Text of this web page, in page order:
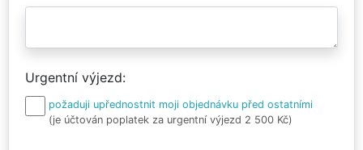
Urgentní výjezd
požaduji upřednostnit moji objednávku před ostatními
(je účtován poplatek za urgentní výjezd 2 500 Kč)